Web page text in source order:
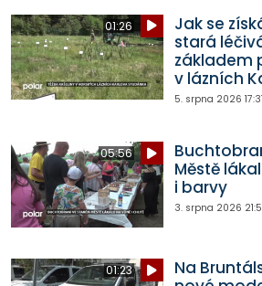
01:26
Jak se
stará
základem
v lázních
5. srpna 2026 17:31
05:56
Městě
i barvy
3. srpna 2026
01:23
Na